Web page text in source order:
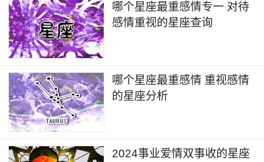
哪个星座最重感情专一 对待
感情重视的星座查询
哪个星座最重感情 重视感情
的星座分析
2024事业爱情双事收的星座